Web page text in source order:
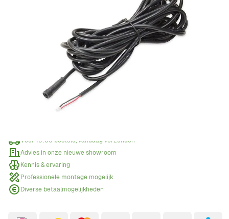
Offerte aanvragen
Wanneer een offerte aanvragen?
Voor 15:00 besteld, vandaag verzonden
Advies in onze nieuwe showroom
Kennis & ervaring
Professionele montage mogelijk
Diverse betaalmogelijkheden